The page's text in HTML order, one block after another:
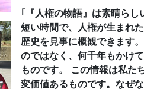
｢『人権の物語』は素晴らし
短い時間で、人権が生まれ
歴史を見事に概観できます
のではなく、何千年もかけ
ものです。 この情報は私た
変価値あるものです。なぜ